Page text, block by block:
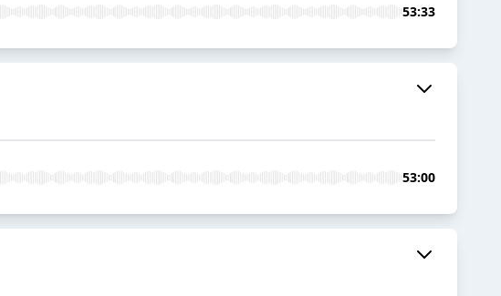
53:33
53:00